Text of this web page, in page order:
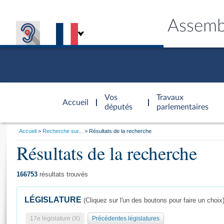
Accueil
d'accueil
Vos
députés
Travaux
parlementaires
Général
Vous
Accueil Recherche sur... Résultats de la recherche
Résultats de la recherche
166753 résultats trouvés
LÉGISLATURE (Cliquez sur l'un des boutons pour faire un choix)
17e législature (X) Précédentes législatures